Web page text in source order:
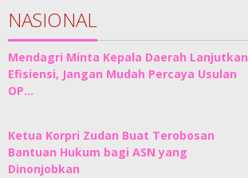
NASIONAL
Mendagri Minta Kepala Daerah Lanjutkan
Efisiensi, Jangan Mudah Percaya Usulan
OP…
Ketua Korpri Zudan Buat Terobosan
Bantuan Hukum bagi ASN yang
Dinonjobkan